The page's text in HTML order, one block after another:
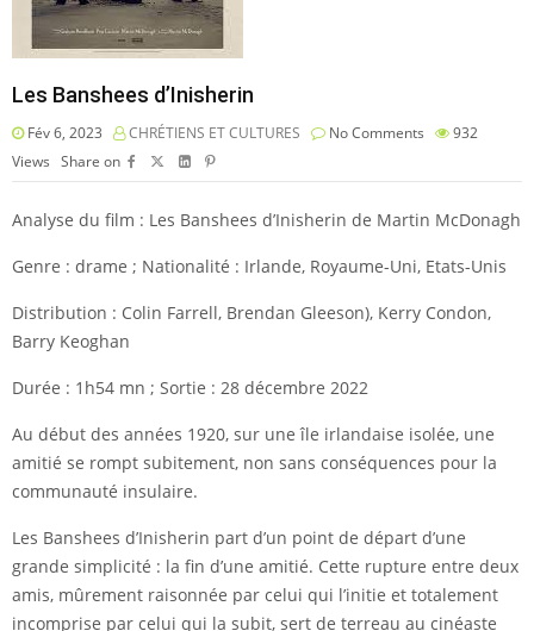
Les Banshees d’Inisherin
Fév 6, 2023 CHRÉTIENS ET CULTURES No Comments
932
Views Share on
Analyse du film : Les Banshees d’Inisherin de Martin McDonagh
Genre : drame ; Nationalité : Irlande, Royaume-Uni, Etats-Unis
Distribution : Colin Farrell, Brendan Gleeson), Kerry Condon,
Barry Keoghan
Durée : 1h54 mn ; Sortie : 28 décembre 2022
Au début des années 1920, sur une île irlandaise isolée, une
amitié se rompt subitement, non sans conséquences pour la
communauté insulaire.
Les Banshees d’Inisherin part d’un point de départ d’une
grande simplicité : la fin d’une amitié. Cette rupture entre deux
amis, mûrement raisonnée par celui qui l’initie et totalement
incomprise par celui qui la subit, sert de terreau au cinéaste